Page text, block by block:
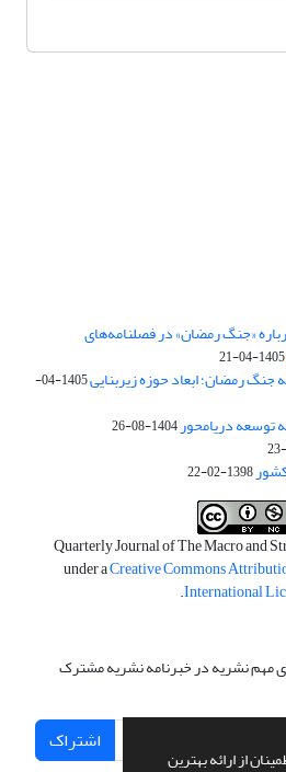
از ارائه بهترین
«جنگ رمضان» در فصلنامه‌های
1405-04-21
جنگ رمضان؛ ابعاد حوزه زیربنایی
1405-04-
توسعه دریامحور1404-08-26
1398-02-22
Quarterly Journal of The Macro and
under aCreative Commons
International
.
مهم نشریه در خبرنامه نشریه مشترک
اشتراک